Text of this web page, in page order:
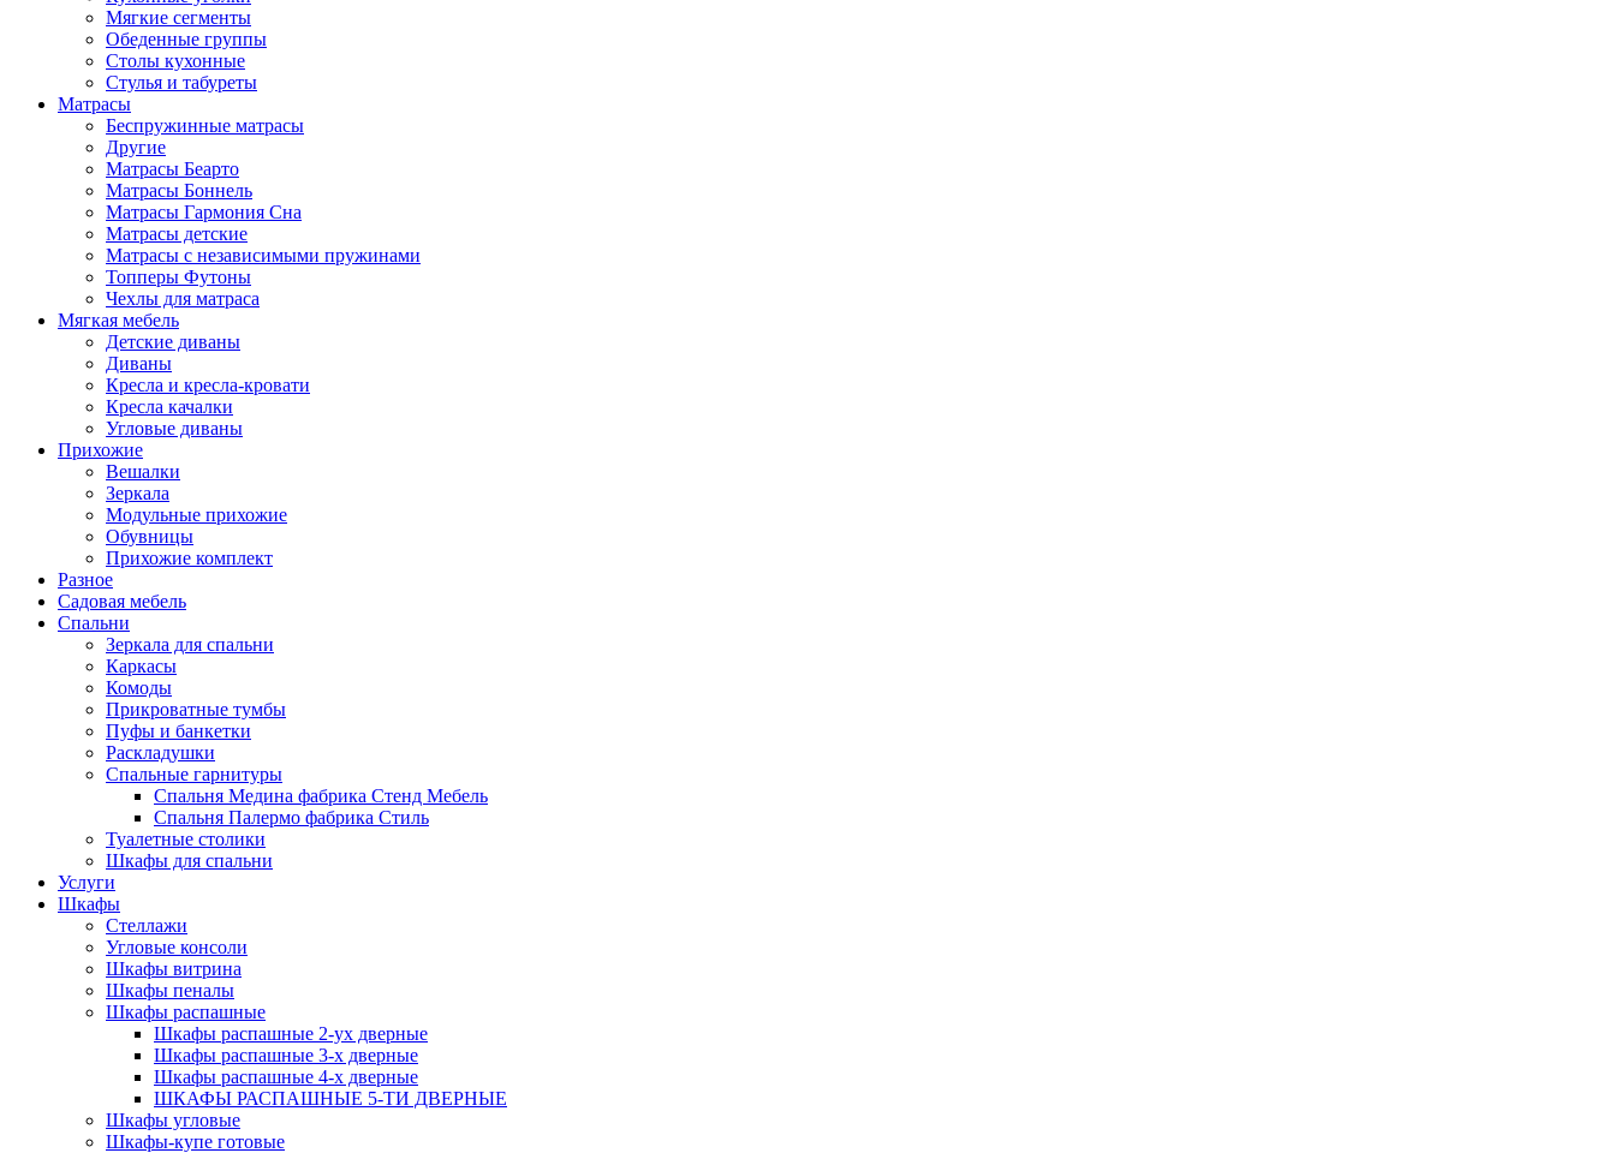
Мягкие сегменты
Обеденные группы
Столы кухонные
Стулья и табуреты
Матрасы
Беспружинные матрасы
Другие
Матрасы Беарто
Матрасы Боннель
Матрасы Гармония Сна
Матрасы детские
Матрасы с независимыми пружинами
Топперы Футоны
Чехлы для матраса
Мягкая мебель
Детские диваны
Диваны
Кресла и кресла-кровати
Кресла качалки
Угловые диваны
Прихожие
Вешалки
Зеркала
Модульные прихожие
Обувницы
Прихожие комплект
Разное
Садовая мебель
Спальни
Зеркала для спальни
Каркасы
Комоды
Прикроватные тумбы
Пуфы и банкетки
Раскладушки
Спальные гарнитуры
Спальня Медина фабрика Стенд Мебель
Спальня Палермо фабрика Стиль
Туалетные столики
Шкафы для спальни
Услуги
Шкафы
Стеллажи
Угловые консоли
Шкафы витрина
Шкафы пеналы
Шкафы распашные
Шкафы распашные 2-ух дверные
Шкафы распашные 3-х дверные
Шкафы распашные 4-х дверные
ШКАФЫ РАСПАШНЫЕ 5-ТИ ДВЕРНЫЕ
Шкафы угловые
Шкафы-купе готовые